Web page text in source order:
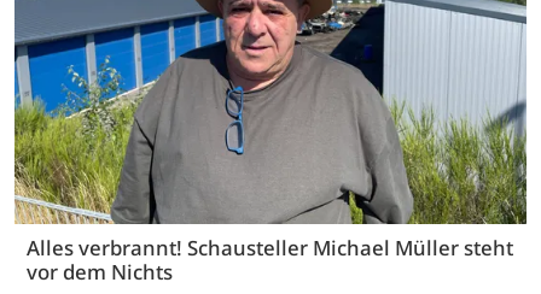
Alles verbrannt! Schausteller Michael Müller steht
vor dem Nichts